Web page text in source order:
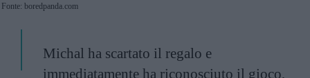
Fonte: boredpanda.com
Michal ha scartato il regalo e
immediatamente ha riconosciuto il gioco,